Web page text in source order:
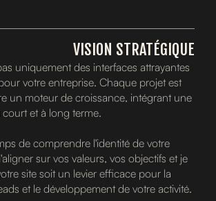
VISION STRATÉGIQUE
uniquement des interfaces attrayantes
votre entreprise. Chaque projet est
un moteur de croissance, intégrant une
court et à long terme.
de comprendre l'identité de votre
sur vos valeurs, vos objectifs et je
site soit un levier efficace pour la
et le développement de votre activité.